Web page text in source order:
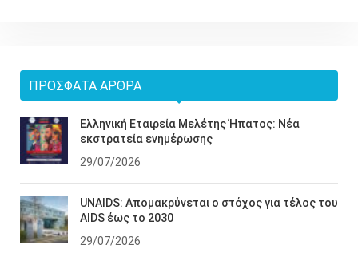
ΠΡΌΣΦΑΤΑ ΆΡΘΡΑ
Ελληνική Εταιρεία Μελέτης Ήπατος: Νέα
εκστρατεία ενημέρωσης
29/07/2026
UNAIDS: Απομακρύνεται ο στόχος για τέλος του
AIDS έως το 2030
29/07/2026